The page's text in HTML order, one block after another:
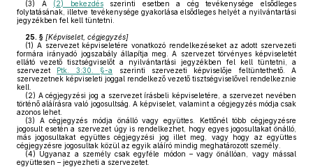
(3) A (2) bekezdésszerinti esetben a cég tevékenysége elsődleges
folytatásának, illetve tevékenysége gyakorlása elsődleges helyét a nyilvántartási
jegyzékben fel kell tüntetni.
25. § [Képviselet, cégjegyzés]
(1) A szervezet képviseletére vonatkozó rendelkezéseket az adott szervezeti
formára irányadó jogszabály állapítja meg. A szervezet törvényes képviseletét
ellátó vezető tisztségviselőt a nyilvántartási jegyzékben fel kell tüntetni, a
szervezet Ptk. 3:30. §-a szerinti szervezeti képviselője feltüntethető. A
szervezetnek képviseleti joggal rendelkező vezető tisztségviselővel rendelkeznie
kell.
(2) A cégjegyzési jog a szervezet írásbeli képviseletére, a szervezet nevében
történő aláírásra való jogosultság. A képviselet, valamint a cégjegyzés módja csak
azonos lehet.
(3) A cégjegyzés módja önálló vagy együttes. Kettőnél több cégjegyzésre
jogosult esetén a szervezet úgy is rendelkezhet, hogy egyes jogosultakat önálló,
más jogosultakat együttes cégjegyzési jog illet meg, vagy hogy az együttes
cégjegyzésre jogosultak közül az egyik aláíró mindig meghatározott személy.
(4) Ugyanaz a személy csak egyféle módon – vagy önállóan, vagy mással
együttesen – jegyezheti a szervezetet.